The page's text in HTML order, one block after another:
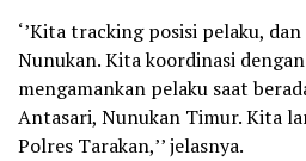
‘’Kita tracking posisi pelaku,
Nunukan. Kita koordinasi
mengamankan pelaku saat
Antasari, Nunukan Timur. Kita
Polres Tarakan,’’ jelasnya.